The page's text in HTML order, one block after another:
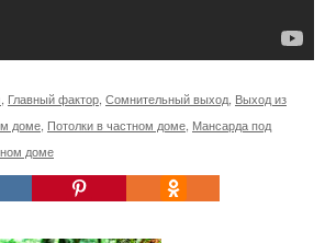
Главный фактор Сомнительный выход Выход из
доме Потолки в частном доме Мансарда под
доме